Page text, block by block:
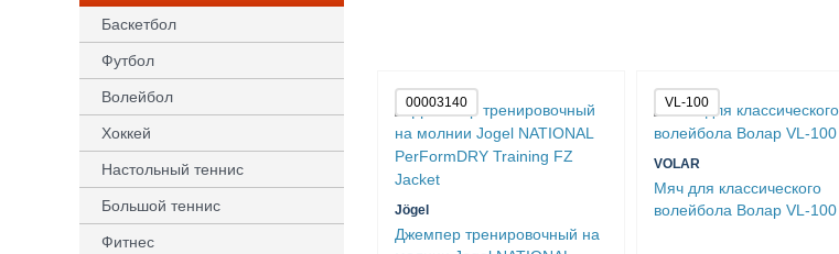
Баскетбол
Футбол
Волейбол
Хоккей
Настольный теннис
Большой теннис
Фитнес
00003140
Jögel
Джемпер тренировочный на
VL-100
VOLAR
Мяч для классического
волейбола Волар VL-100